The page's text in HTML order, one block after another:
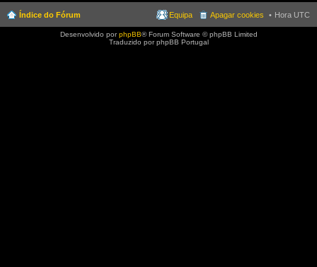
Índice do Fórum Hora UTC
Apagar cookies
Equipa
Desenvolvido porphpBB® Forum Software © phpBB Limited
Traduzido por phpBB Portugal